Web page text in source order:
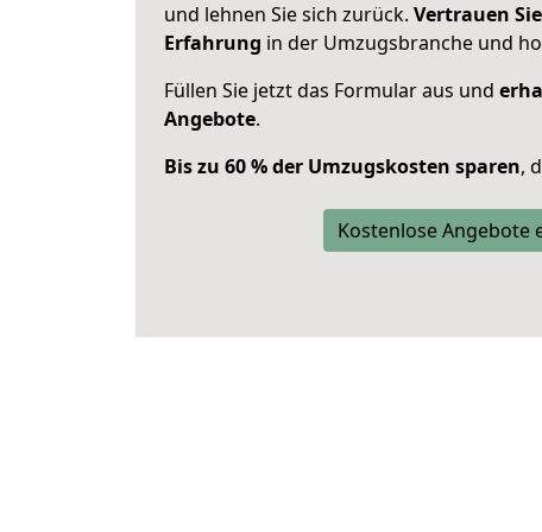
und lehnen Sie sich zurück. Vertrauen
Erfahrung in der Umzugsbranche und
Füllen Sie jetzt das Formular aus und
Angebote.
Bis zu 60 % der Umzugskosten sparen,
Kostenlose Angebote